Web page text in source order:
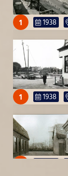
1 1938
1 1938